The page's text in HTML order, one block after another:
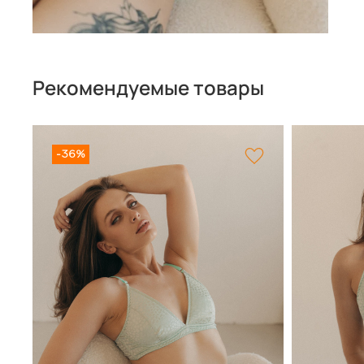
Рекомендуемые товары
-36%